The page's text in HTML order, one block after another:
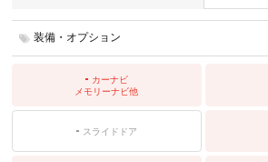
装備・オプション
カーナビ
メモリーナビ他
スライドドア